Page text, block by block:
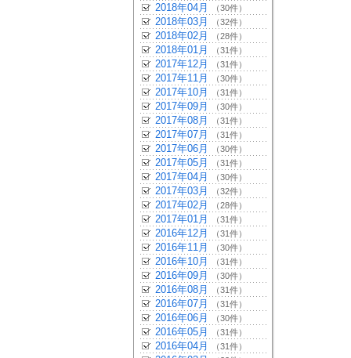
2018年04月 （30件）
2018年03月 （32件）
2018年02月 （28件）
2018年01月 （31件）
2017年12月 （31件）
2017年11月 （30件）
2017年10月 （31件）
2017年09月 （30件）
2017年08月 （31件）
2017年07月 （31件）
2017年06月 （30件）
2017年05月 （31件）
2017年04月 （30件）
2017年03月 （32件）
2017年02月 （28件）
2017年01月 （31件）
2016年12月 （31件）
2016年11月 （30件）
2016年10月 （31件）
2016年09月 （30件）
2016年08月 （31件）
2016年07月 （31件）
2016年06月 （30件）
2016年05月 （31件）
2016年04月 （31件）